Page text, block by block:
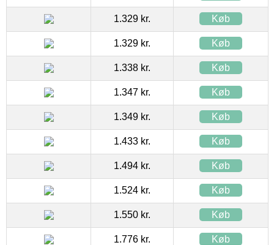
1.329 kr. Køb
1.329 kr. Køb
1.338 kr. Køb
1.347 kr. Køb
1.349 kr. Køb
1.433 kr. Køb
1.494 kr. Køb
1.524 kr. Køb
1.550 kr. Køb
1.776 kr. Køb